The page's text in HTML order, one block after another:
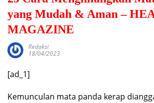
yang Mudah & Aman –
MAGAZINE
Redaksi
18/04/2023
[ad_1]
Kemunculan mata panda kerap